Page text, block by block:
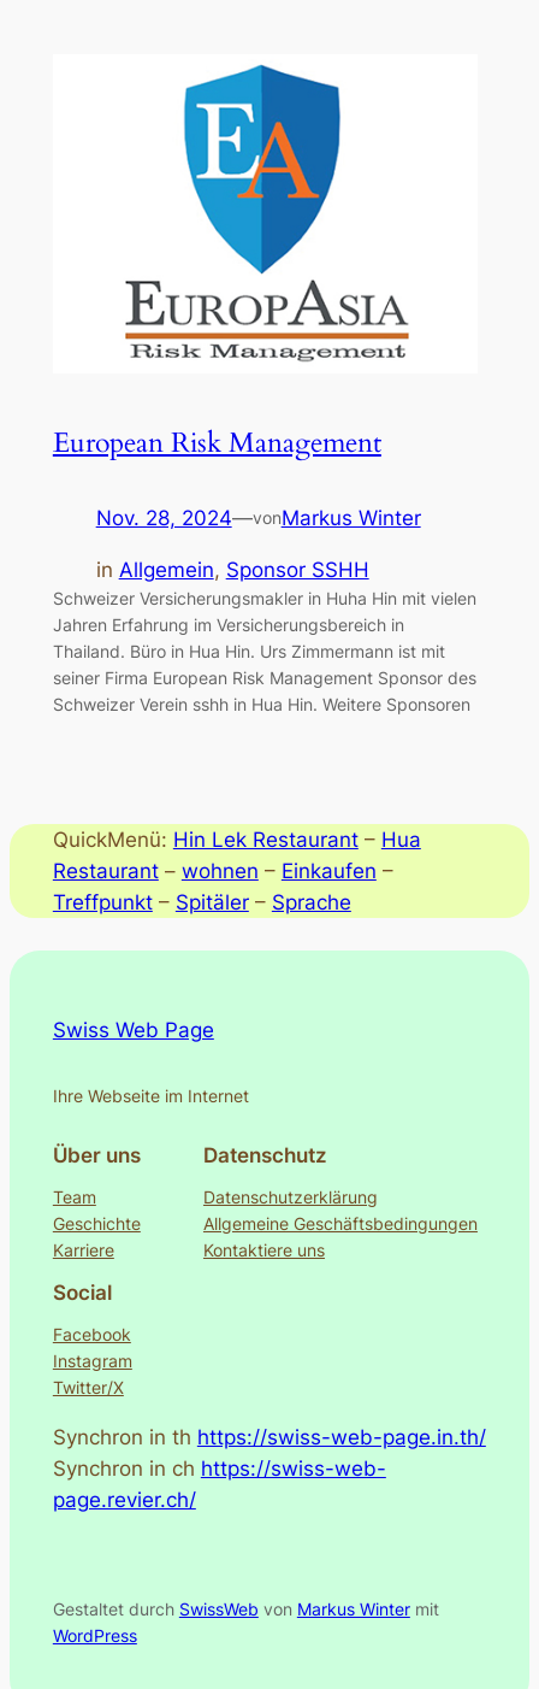
European Risk Management
Nov. 28, 2024—vonMarkus Winter
in Allgemein, Sponsor SSHH
Schweizer Versicherungsmakler in Huha Hin mit vielen
Jahren Erfahrung im Versicherungsbereich in
Thailand. Büro in Hua Hin. Urs Zimmermann ist mit
seiner Firma European Risk Management Sponsor des
Schweizer Verein sshh in Hua Hin. Weitere Sponsoren
QuickMenü: Hin Lek Restaurant– Hua
Restaurant– wohnen – Einkaufen –
Treffpunkt– Spitäler– Sprache
Swiss Web Page
Ihre Webseite im Internet
Über uns
Team
Geschichte
Karriere
Datenschutz
Datenschutzerklärung
Allgemeine Geschäftsbedingungen
Kontaktiere uns
Social
Facebook
Instagram
Twitter/X
Synchron in th https://swiss-web-page.in.th/
Synchron in ch https://swiss-web-
page.revier.ch/
Gestaltet durch SwissWeb von Markus Wintermit
WordPress